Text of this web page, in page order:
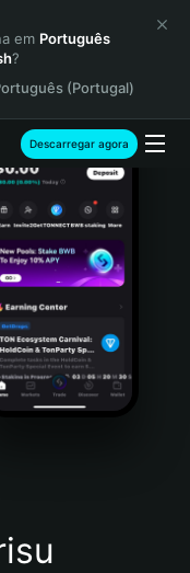
em Português
?
(Portugal)
Descarregar agora